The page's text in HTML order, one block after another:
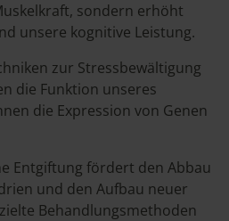
sondern erhöht
unsere kognitive Leistung.
zur Stressbewältigung
die Funktion unseres
die Expression von Genen
Entgiftung fördert den Abbau
und den Aufbau neuer
Behandlungsmethoden